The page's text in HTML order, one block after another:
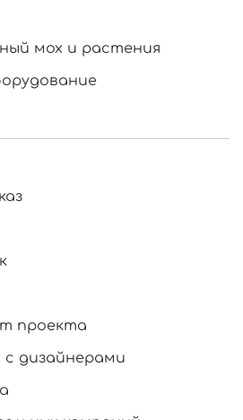
мох и растения
проекта
дизайнерами